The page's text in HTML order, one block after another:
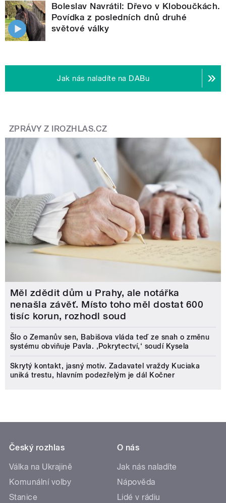
Boleslav Navrátil: Dřevo v Kloboučkách.
Povídka z posledních dnů druhé
světové války
Jak nás naladíte na DABu
ZPRÁVY Z IROZHLAS.CZ
Měl zdědit dům u Prahy, ale notářka
nenašla závěť. Místo toho měl dostat 600
tisíc korun, rozhodl soud
Šlo o Zemanův sen, Babišova vláda teď ze snah o změnu
systému obviňuje Pavla. ‚Pokrytectví,‘ soudí Kysela
Skrytý kontakt, jasný motiv. Zadavatel vraždy Kuciaka
uniká trestu, hlavním podezřelým je dál Kočner
Český rozhlas
Válka na Ukrajině
Komunální volby
Stanice
O nás
Jak nás naladíte
Nápověda
Lidé v rádiu